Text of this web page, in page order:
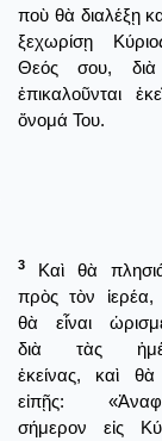
ποὺ θὰ διαλέξῃ
ξεχωρίσῃ
Θεός σου,
ἐπικαλοῦνται
ὄνομά Του.
3
Καὶ θὰ
πρὸς τὸν
θὰ εἶναι
διὰ τὰς
ἐκείνας, καὶ
εἰπῇς:
σήμερον εἰς